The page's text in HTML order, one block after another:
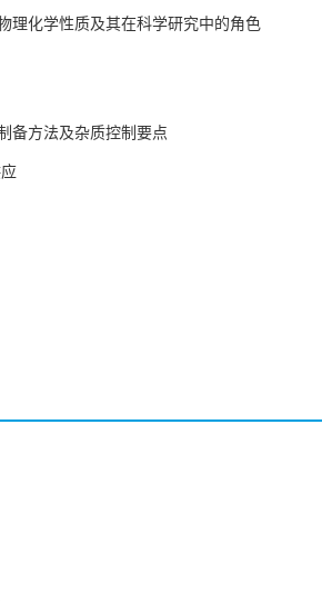
理化学性质及其在科学研究中的角色
备方法及杂质控制要点